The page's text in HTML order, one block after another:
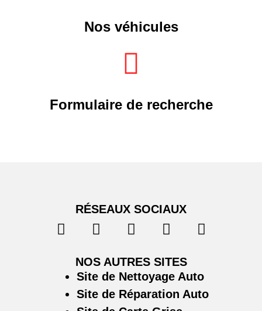
Nos véhicules
Formulaire de recherche
RÉSEAUX SOCIAUX
NOS AUTRES SITES
Site de Nettoyage Auto
Site de Réparation Auto